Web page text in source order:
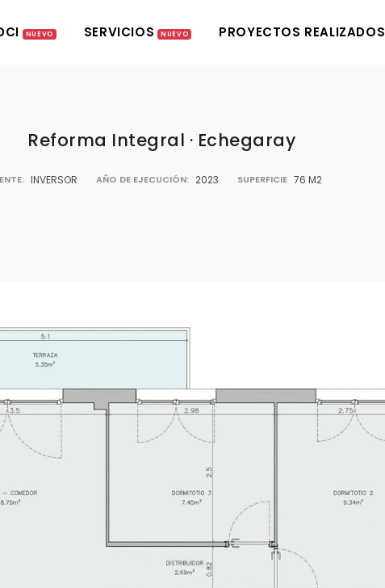
NUEVO SERVICIOS NUEVO PROYECTOS REALIZADOS
Reforma Integral · Echegaray
INVERSOR AÑO DE EJECUCIÓN: 2023 SUPERFICIE 76 M2